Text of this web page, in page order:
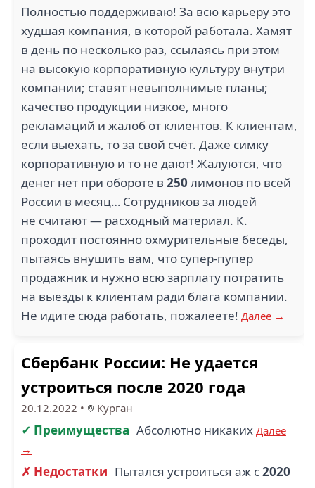
ДИА СЕРВИС (1) ФАРМАК (1)
GETPRODUCTION (1) NESTLE (1)
1.5
МСУ 1 (1)
Полностью поддерживаю! За всю карьеру это
худшая компания, в которой работала. Хамят
в день по несколько раз, ссылаясь при этом
на высокую корпоративную культуру внутри
компании; ставят невыполнимые планы;
качество продукции низкое, много
рекламаций и жалоб от клиентов. К клиентам,
если выехать, то за свой счёт. Даже симку
корпоративную и то не дают! Жалуются, что
денег нет при обороте в 250 лимонов по всей
России в месяц… Сотрудников за людей
не считают — расходный материал. К.
проходит постоянно охмурительные беседы,
пытаясь внушить вам, что супер-пупер
продажник и нужно всю зарплату потратить
на выезды к клиентам ради блага компании.
Не идите сюда работать, пожалеете! Далее →
Сбербанк России: Не удается
устроиться после 2020 года
20.12.2022 • Курган
✓ Преимущества Абсолютно никаких Далее
→
✗ Недостатки Пытался устроиться аж с2020